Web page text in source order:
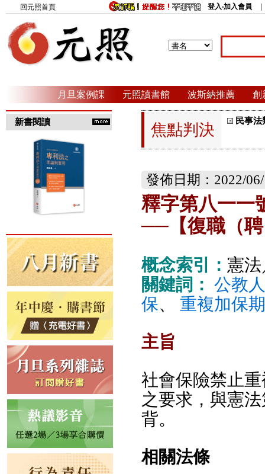
回元照首頁 登入‧加入會員
月旦案例課 元照讀書館 波斯納推薦 創
新書閱讀 焦點判決 民事法
發佈日期：2022/
釋字第八一一
──【復職（
概念索引： 憲
關鍵詞： 公教
保、 重複加保
主旨
社會保險禁止
之要求，與憲
背。
相關法條